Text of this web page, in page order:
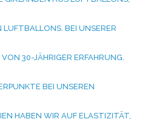
BEI UNSERER A
30-JÄHRIGER ERFAHRUNG. B
BEI UNSEREN Q
HABEN WIR AUF ELASTIZITÄT, F